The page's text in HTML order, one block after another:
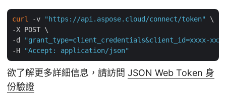
curl -v "https://api.aspose.cloud/connect/token"
\
-X POST \
-d
"grant_type=client_credentials&client_id=xxxx-
-H
"Accept: application/json"
欲了解更多詳細信息，請訪問 JSON Web Token 身
份驗證